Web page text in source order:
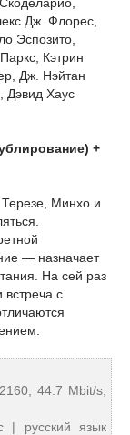
Дж. Флорес,
Эспозито,
Кэтрин
Дж. Нэйтан
Дэвид Хаус
+
Минхо и
— назначает
На сей раз
с
44.7 Mbit/s,
| русский язык